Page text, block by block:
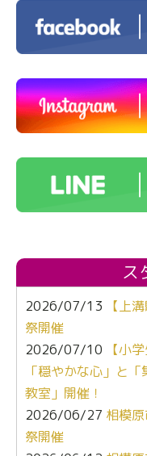
ス
2026/07/13
【上
祭開催
2026/07/10
【小
「穏やかな心」と
教室」開催！
2026/06/27 相模
祭開催